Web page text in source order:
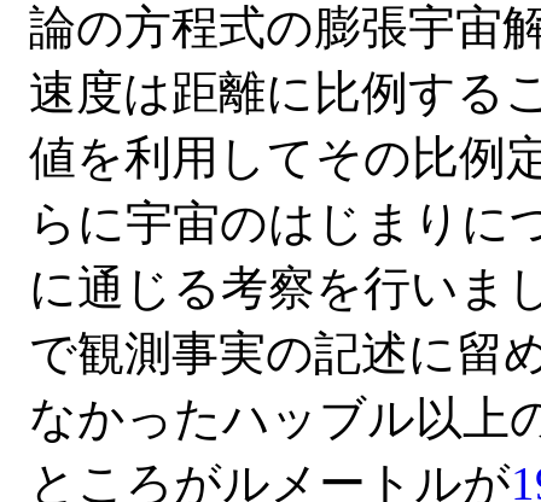
論の方程式の膨張宇宙
速度は距離に比例する
値を利用してその比例
らに宇宙のはじまりに
に通じる考察を行いま
で観測事実の記述に留
なかったハッブル以上
ところがルメートルが